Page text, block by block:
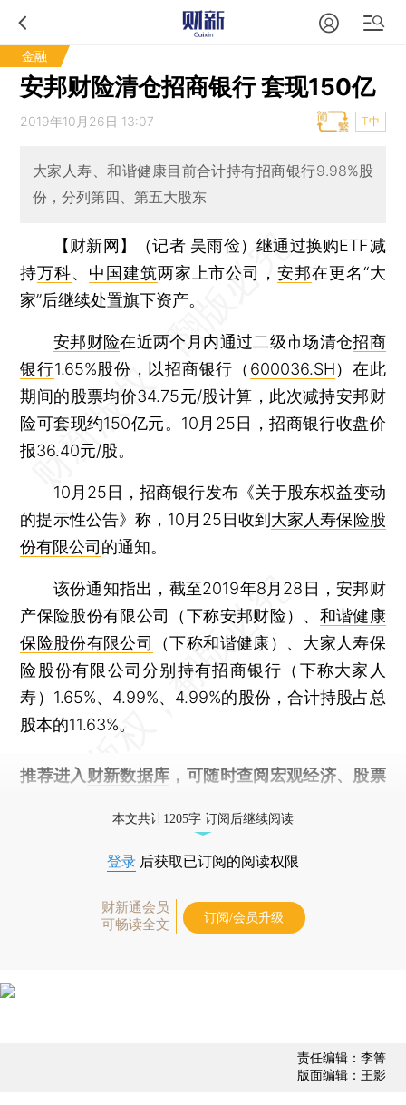
金融
安邦财险清仓招商银行 套现150亿
2019年10月26日 13:07 T中
大家人寿、和谐健康目前合计持有招商银行9.98%股
份，分列第四、第五大股东
【财新网】（记者 吴雨俭）继通过换购ETF减
持万科、 中国建筑两家上市公司，安邦在更名“大
家”后继续处置旗下资产。
安邦财险在近两个月内通过二级市场清仓招商
银行1.65%股份，以招商银行（ 600036.SH）在此
期间的股票均价34.75元/股计算，此次减持安邦财
险可套现约150亿元。10月25日，招商银行收盘价
报36.40元/股。
10月25日，招商银行发布《关于股东权益变动
的提示性公告》称，10月25日收到 大家人寿保险股
份有限公司 的通知。
该份通知指出，截至2019年8月28日，安邦财
产保险股份有限公司（下称安邦财险）、 和谐健康
保险股份有限公司
（下称和谐健康）、大家人寿保
险股份有限公司分别持有招商银行（下称大家人
寿）1.65%、4.99%、4.99%的股份，合计持股占总
股本的11.63%。
推荐进入 财新数据库 ，可随时查阅宏观经济、股票
本文共计1205字 订阅后继续阅读
登录 后获取已订阅的阅读权限
财新通会员
可畅读全文
订阅/会员升级
责任编辑：李箐
版面编辑：王影